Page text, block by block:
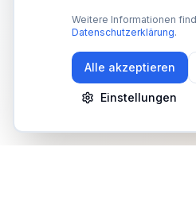
Weitere Informationen
Datenschutzerklärung.
Alle akzeptieren
Einstellungen